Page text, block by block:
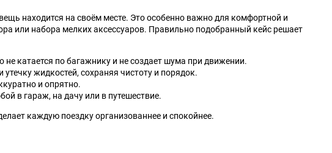
Kia LADA (ВАЗ)
Mahindra
McLaren Mercury
находится на своём месте. Это особенно важно для комфортной и
или набора мелких аксессуаров. Правильно подобранный кейс решает
катается по багажнику и не создает шума при движении.
жидкостей, сохраняя чистоту и порядок.
и опрятно.
в гараж, на дачу или в путешествие.
каждую поездку организованнее и спокойнее.